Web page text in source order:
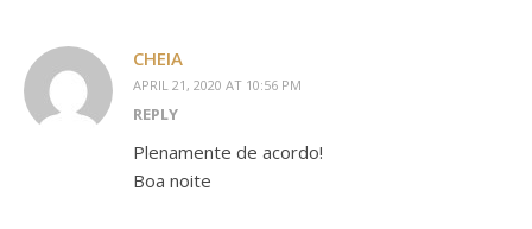
CHEIA
APRIL 21, 2020 AT 10:56 PM
REPLY
Plenamente de acordo!
Boa noite